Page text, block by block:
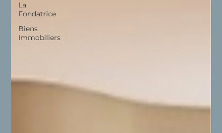
La
Fondatrice
Biens
Immobiliers